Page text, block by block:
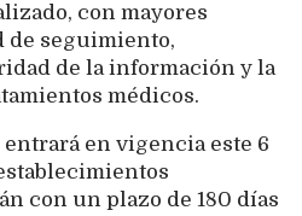
con mayores
de seguimiento,
de la información y la
médicos.
en vigencia este 6
con un plazo de 180 días